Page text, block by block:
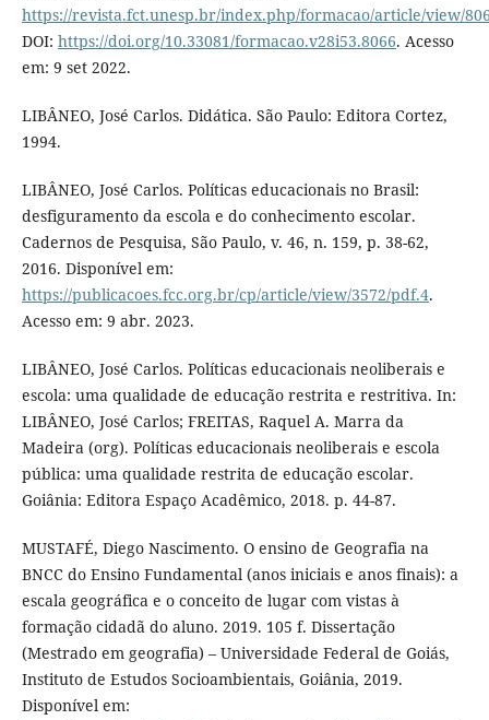
https://revista.fct.unesp.br/index.php/formacao/article/view/
DOI: https://doi.org/10.33081/formacao.v28i53.8066. Acesso
em: 9 set 2022.
LIBÂNEO, José Carlos. Didática. São Paulo: Editora Cortez,
1994.
LIBÂNEO, José Carlos. Políticas educacionais no Brasil:
desfiguramento da escola e do conhecimento escolar.
Cadernos de Pesquisa, São Paulo, v. 46, n. 159, p. 38-62,
2016. Disponível em:
https://publicacoes.fcc.org.br/cp/article/view/3572/pdf.4.
Acesso em: 9 abr. 2023.
LIBÂNEO, José Carlos. Políticas educacionais neoliberais e
escola: uma qualidade de educação restrita e restritiva. In:
LIBÂNEO, José Carlos; FREITAS, Raquel A. Marra da
Madeira (org). Políticas educacionais neoliberais e escola
pública: uma qualidade restrita de educação escolar.
Goiânia: Editora Espaço Acadêmico, 2018. p. 44-87.
MUSTAFÉ, Diego Nascimento. O ensino de Geografia na
BNCC do Ensino Fundamental (anos iniciais e anos finais): a
escala geográfica e o conceito de lugar com vistas à
formação cidadã do aluno. 2019. 105 f. Dissertação
(Mestrado em geografia) – Universidade Federal de Goiás,
Instituto de Estudos Socioambientais, Goiânia, 2019.
Disponível em: